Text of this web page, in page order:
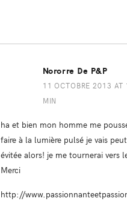
Nororre De P&P
11 OCTOBRE 2013 AT
MIN
ha et bien mon homme me
faire à la lumière pulsé je vais
évitée alors! je me tournerai vers
Merci
http://